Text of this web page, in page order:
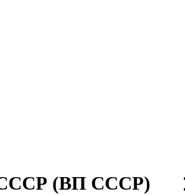
СССР (ВП СССР)